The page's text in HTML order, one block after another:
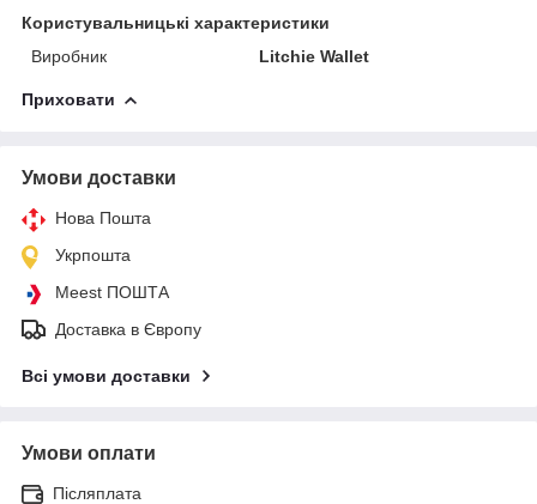
Користувальницькі характеристики
Виробник
Litchie Wallet
Приховати
Умови доставки
Нова Пошта
Укрпошта
Meest ПОШТА
Доставка в Європу
Всі умови доставки
Умови оплати
Післяплата